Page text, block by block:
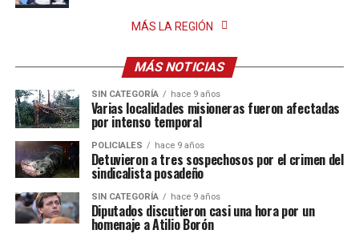
MÁS LA REGIÓN
MÁS NOTICIAS
SIN CATEGORÍA hace 9 años
Varias localidades misioneras fueron afectadas
por intenso temporal
POLICIALES hace 9 años
Detuvieron a tres sospechosos por el crimen del
sindicalista posadeño
SIN CATEGORÍA hace 9 años
Diputados discutieron casi una hora por un
homenaje a Atilio Borón